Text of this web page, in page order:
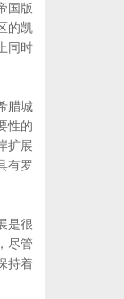
国版
的凯
同时
腊城
性的
扩展
有罗
是很
尽管
持着